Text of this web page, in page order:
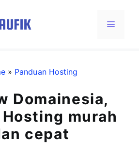
Menu
» Panduan Hosting
Domainesia,
murah
cepat